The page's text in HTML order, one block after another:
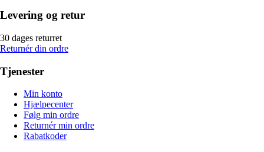
Levering og retur
30 dages returret
Returnér din ordre
Tjenester
Min konto
Hjælpecenter
Følg min ordre
Returnér min ordre
Rabatkoder